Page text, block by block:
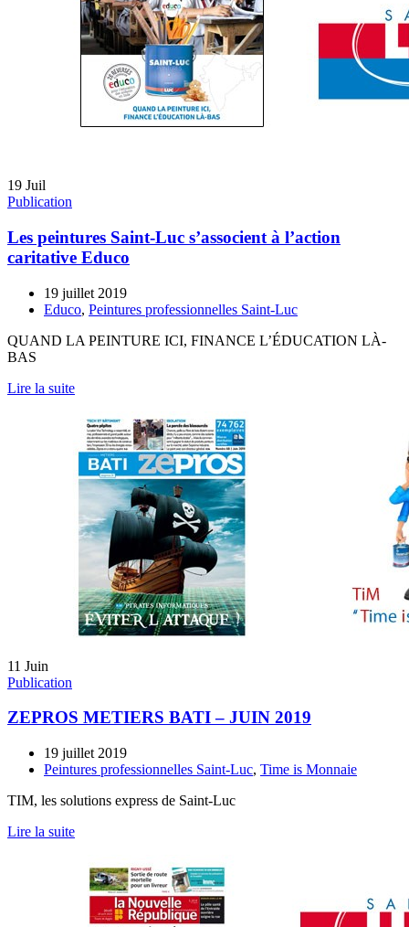
19 Juil
Publication
Les peintures Saint-Luc s’associent à l’action
caritative Educo
19 juillet 2019
Educo, Peintures professionnelles Saint-Luc
QUAND LA PEINTURE ICI, FINANCE L’ÉDUCATION LÀ-
BAS
Lire la suite
11 Juin
Publication
ZEPROS METIERS BATI – JUIN 2019
19 juillet 2019
Peintures professionnelles Saint-Luc, Time is Monnaie
TIM, les solutions express de Saint-Luc
Lire la suite